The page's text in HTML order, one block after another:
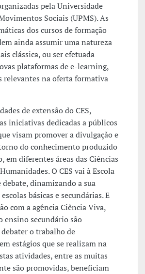
pela Universidade
Sociais (UPMS). As
dos cursos de formação
ainda assumir uma natureza
clássica, ou ser efetuada
plataformas de e-learning,
relevantes na oferta formativa
de extensão do CES,
iniciativas dedicadas a públicos
visam promover a divulgação e
do conhecimento produzido
em diferentes áreas das Ciências
O CES vai à Escola
debate, dinamizando a sua
básicas e secundárias. E
com a agência Ciência Viva,
ensino secundário são
o trabalho de
estágios que se realizam na
atividades, entre as muitas
são promovidas, beneficiam